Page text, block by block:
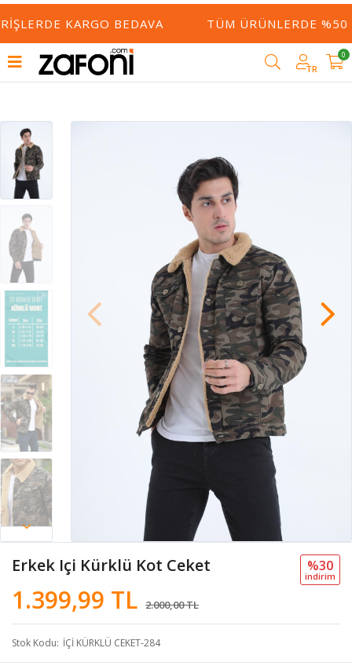
KARGO BEDAVA TÜM ÜRÜNLERDE %50
TR
0
Erkek Içi Kürklü Kot Ceket
1.399,99 TL 2.000,00 TL
%30
i̇ndi̇ri̇m
Stok Kodu İÇİ KÜRKLÜ CEKET-284